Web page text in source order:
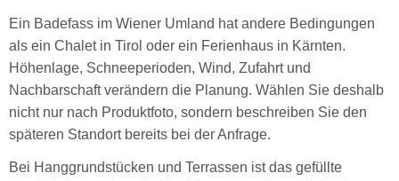
Ein Badefass im Wiener Umland hat andere Bedingungen
als ein Chalet in Tirol oder ein Ferienhaus in Kärnten.
Höhenlage, Schneeperioden, Wind, Zufahrt und
Nachbarschaft verändern die Planung. Wählen Sie deshalb
nicht nur nach Produktfoto, sondern beschreiben Sie den
späteren Standort bereits bei der Anfrage.
Bei Hanggrundstücken und Terrassen ist das gefüllte